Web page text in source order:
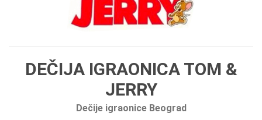
DEČIJA IGRAONICA TOM &
JERRY
Dečije igraonice Beograd